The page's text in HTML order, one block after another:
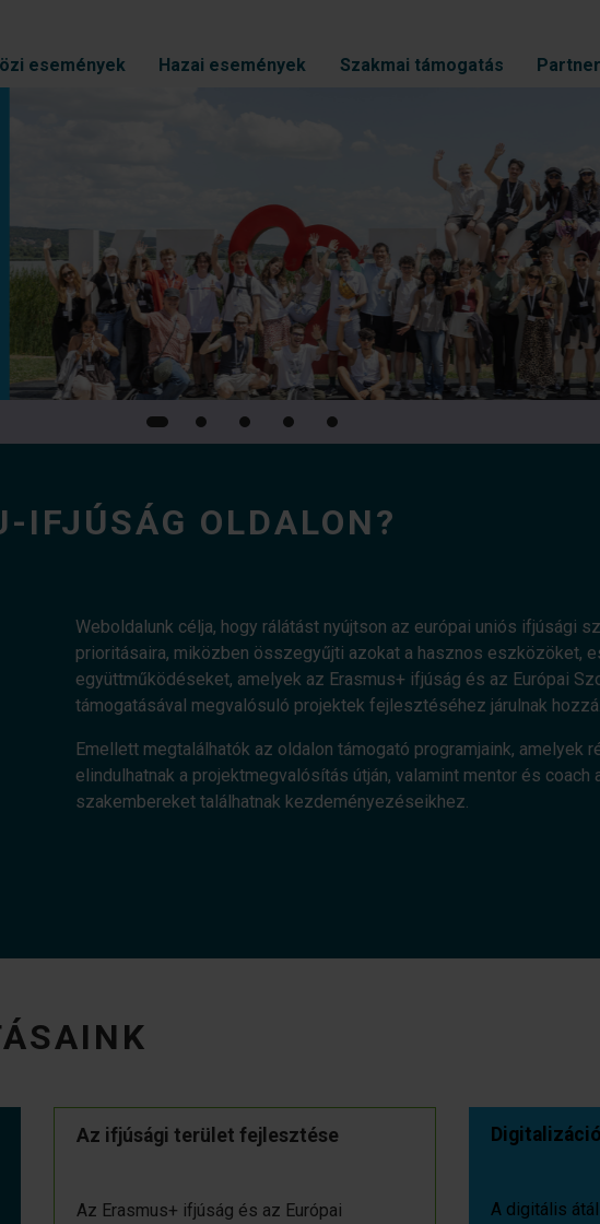
események Hazai események Szakmai támogatás
és közös
alkalommal valósult
Egyetemen.
IFJÚSÁG OLDALON?
Weboldalunk célja, hogy rálátást nyújtson az európai uniós ifjúsági
prioritásaira, miközben összegyűjti azokat a hasznos eszközöket,
együttműködéseket, amelyek az Erasmus+ ifjúság és az Európai
támogatásával megvalósuló projektek fejlesztéséhez járulnak hozzá.
Emellett megtalálhatók az oldalon támogató programjaink, amelyek
elindulhatnak a projektmegvalósítás útján, valamint mentor és
szakembereket találhatnak kezdeményezéseikhez.
Az ifjúsági terület fejlesztése
Az Erasmus+ ifjúság és az Európai
Digitalizáció
A digitális